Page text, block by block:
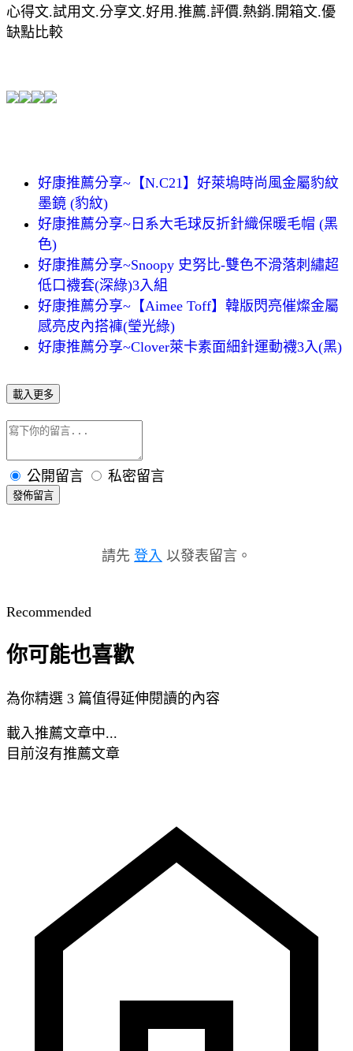
心得文.試用文.分享文.好用.推薦.評價.熱銷.開箱文.優
缺點比較
好康推薦分享~【N.C21】好萊塢時尚風金屬豹紋
墨鏡 (豹紋)
好康推薦分享~日系大毛球反折針織保暖毛帽 (黑
色)
好康推薦分享~Snoopy 史努比-雙色不滑落刺繡超
低口襪套(深綠)3入組
好康推薦分享~【Aimee Toff】韓版閃亮催燦金屬
感亮皮內搭褲(瑩光綠)
好康推薦分享~Clover萊卡素面細針運動襪3入(黑)
載入更多
公開留言 私密留言
發佈留言
請先 登入 以發表留言。
Recommended
你可能也喜歡
為你精選 3 篇值得延伸閱讀的內容
載入推薦文章中...
目前沒有推薦文章